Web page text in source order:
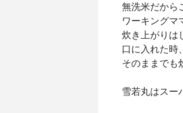
無洗米だから
ワーキングマ
炊き上がりは
口に入れた時
そのままでも
雪若丸はスー